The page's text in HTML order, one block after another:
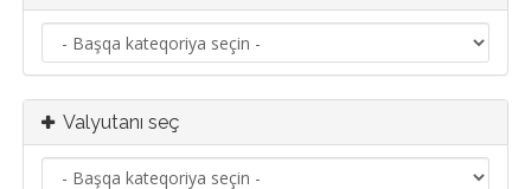
Valyutanı seç